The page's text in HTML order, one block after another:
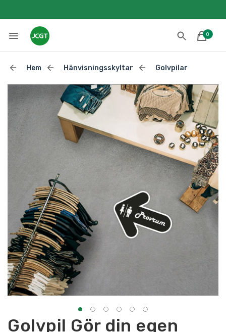
0
Till kassan
Hem Hänvisningsskyltar Golvpilar
Golvpil Gör din egen